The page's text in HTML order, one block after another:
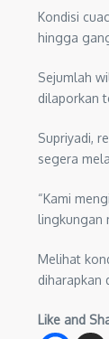
Kondisi
hingga
Sejumlah
dilaporkan
Supriyadi,
segera
“Kami
lingkungan
Melihat
diharapkan
Like and